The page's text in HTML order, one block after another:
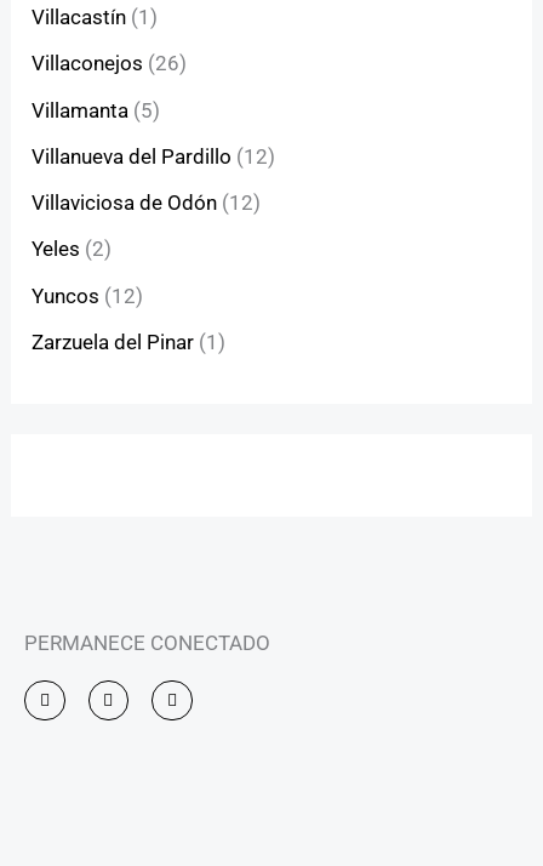
Villacastín (1)
Villaconejos (26)
Villamanta (5)
Villanueva del Pardillo (12)
Villaviciosa de Odón (12)
Yeles (2)
Yuncos (12)
Zarzuela del Pinar (1)
PERMANECE CONECTADO
I
n
s
F
a
c
Y
o
u